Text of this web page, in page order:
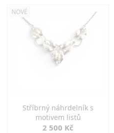
NOVÉ
Stříbrný náhrdelník s
motivem listů
2 500 Kč